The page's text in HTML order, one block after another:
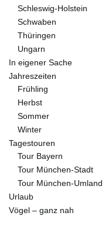
Schleswig-Holstein
Schwaben
Thüringen
Ungarn
In eigener Sache
Jahreszeiten
Frühling
Herbst
Sommer
Winter
Tagestouren
Tour Bayern
Tour München-Stadt
Tour München-Umland
Urlaub
Vögel – ganz nah